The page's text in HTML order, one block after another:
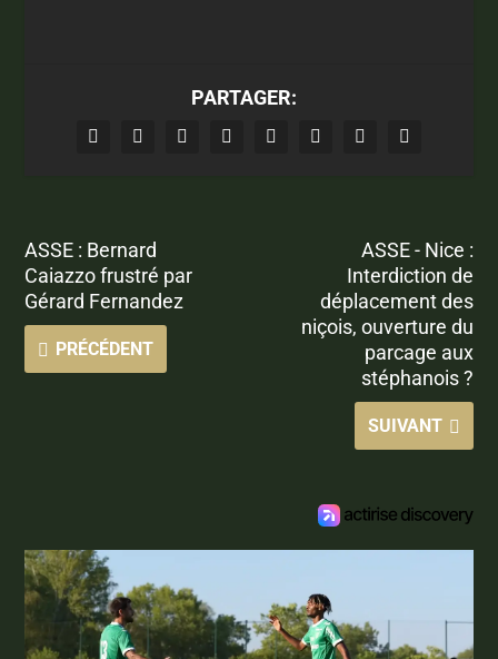
PARTAGER:
ASSE : Bernard
Caiazzo frustré par
Gérard Fernandez
PRÉCÉDENT
ASSE - Nice :
Interdiction de
déplacement des
niçois, ouverture du
parcage aux
stéphanois ?
SUIVANT